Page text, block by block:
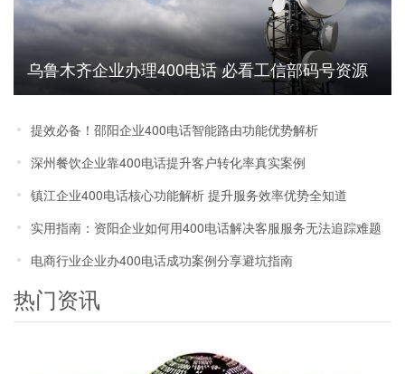
乌鲁木齐企业办理400电话 必看工信部码号资源
管理政策解读
提效必备！邵阳企业400电话智能路由功能优势解析
深州餐饮企业靠400电话提升客户转化率真实案例
镇江企业400电话核心功能解析 提升服务效率优势全知道
实用指南：资阳企业如何用400电话解决客服服务无法追踪难题
电商行业企业办400电话成功案例分享避坑指南
热门资讯